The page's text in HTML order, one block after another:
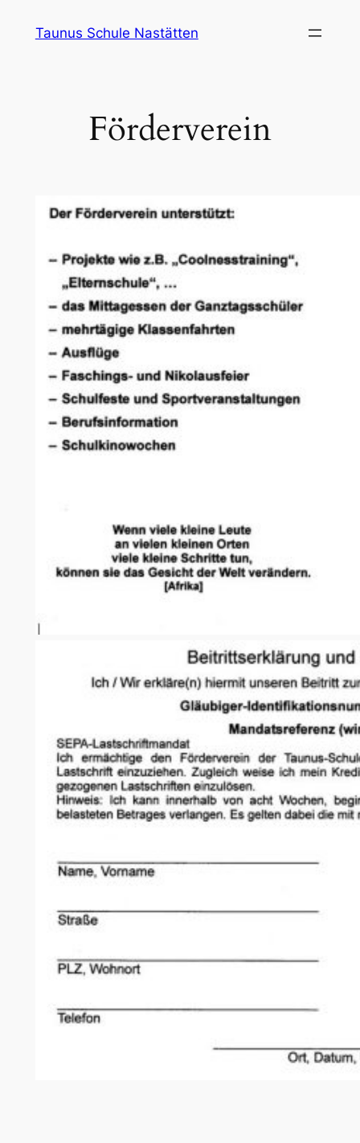
InhaltTaunus Schule Nastätten
Förderverein